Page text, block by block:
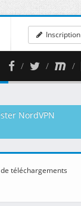
Inscription
NordVPN
téléchargements